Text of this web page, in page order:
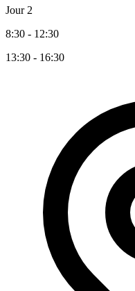
Jour 2
8:30 - 12:30
13:30 - 16:30